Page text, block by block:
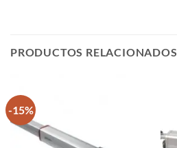
PRODUCTOS RELACIONADOS
-15%